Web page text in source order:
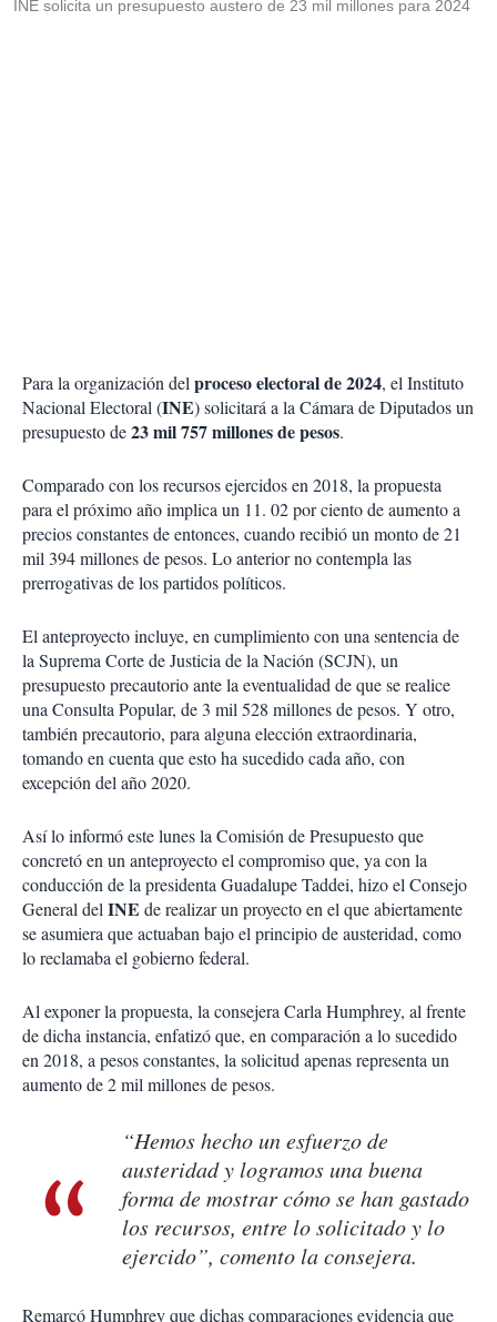
INE solicita un presupuesto austero de 23 mil millones para 2024
Para la organización delproceso electoral de 2024, el Instituto
Nacional Electoral (INE) solicitará a la Cámara de Diputados un
presupuesto de23 mil 757 millones de pesos.
Comparado con los recursos ejercidos en 2018, la propuesta
para el próximo año implica un 11. 02 por ciento de aumento a
precios constantes de entonces, cuando recibió un monto de 21
mil 394 millones de pesos. Lo anterior no contempla las
prerrogativas de los partidos políticos.
El anteproyecto incluye, en cumplimiento con una sentencia de
la Suprema Corte de Justicia de la Nación (SCJN), un
presupuesto precautorio ante la eventualidad de que se realice
una Consulta Popular, de 3 mil 528 millones de pesos. Y otro,
también precautorio, para alguna elección extraordinaria,
tomando en cuenta que esto ha sucedido cada año, con
excepción del año 2020.
Así lo informó este lunes la Comisión de Presupuesto que
concretó en un anteproyecto el compromiso que, ya con la
conducción de la presidenta Guadalupe Taddei, hizo el Consejo
General delINE de realizar un proyecto en el que abiertamente
se asumiera que actuaban bajo el principio de austeridad, como
lo reclamaba el gobierno federal.
Al exponer la propuesta, la consejera Carla Humphrey, al frente
de dicha instancia, enfatizó que, en comparación a lo sucedido
en 2018, a pesos constantes, la solicitud apenas representa un
aumento de 2 mil millones de pesos.
“Hemos hecho un esfuerzo de
austeridad y logramos una buena
forma de mostrar cómo se han gastado
los recursos, entre lo solicitado y lo
ejercido”, comento la consejera.
Remarcó Humphrey que dichas comparaciones evidencia que